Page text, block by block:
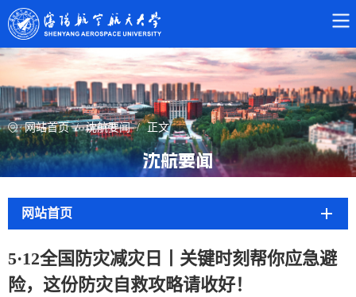
网站首页 / 沈航要闻 / 正文
沈航要闻
网站首页
5·12全国防灾减灾日丨关键时刻帮你应急避
险，这份防灾自救攻略请收好！